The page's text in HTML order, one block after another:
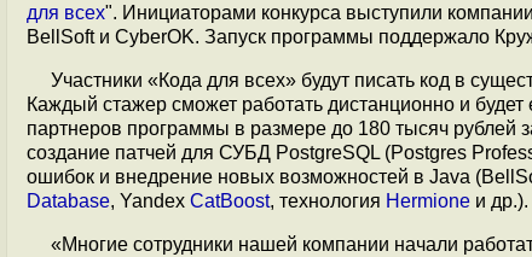
для всех". Инициаторами конкурса выступили
BellSoft и CyberOK. Запуск программы поддержало
Участники «Кода для всех» будут писать код в
Каждый стажер сможет работать дистанционно и
партнеров программы в размере до 180 тысяч рублей
создание патчей для СУБД PostgreSQL (Postgres
ошибок и внедрение новых возможностей в Java
Database, Yandex CatBoost, технология Hermione и др.).
«Многие сотрудники нашей компании начали